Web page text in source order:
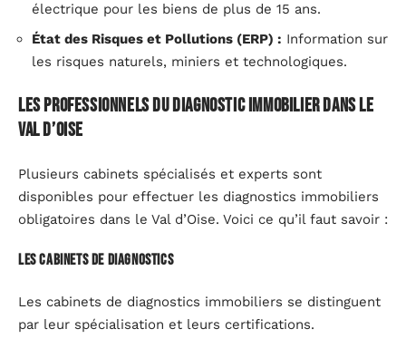
électrique pour les biens de plus de 15 ans.
État des Risques et Pollutions (ERP) : Information sur
les risques naturels, miniers et technologiques.
Les professionnels du diagnostic immobilier dans le
Val d’Oise
Plusieurs cabinets spécialisés et experts sont
disponibles pour effectuer les diagnostics immobiliers
obligatoires dans le Val d’Oise. Voici ce qu’il faut savoir :
Les Cabinets de Diagnostics
Les cabinets de diagnostics immobiliers se distinguent
par leur spécialisation et leurs certifications.